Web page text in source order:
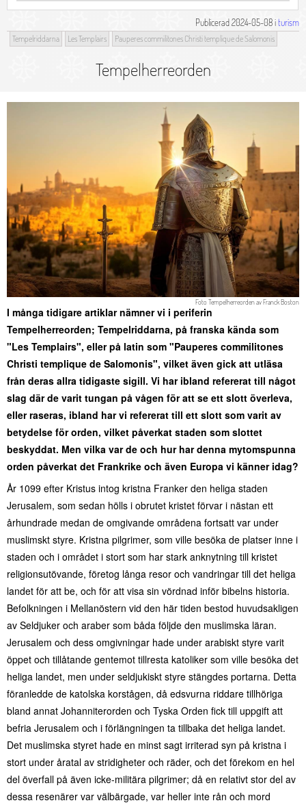
Publicerad 2024-05-08 iturism
Tempelriddarna Les Templairs Pauperes commilitones Christi templique de Salomonis
Tempelherreorden
I många tidigare artiklar nämner vi i periferin
Tempelherreorden; Tempelriddarna, på franska kända som
"Les Templairs", eller på latin som "Pauperes commilitones
Christi templique de Salomonis", vilket även gick att utläsa
från deras allra tidigaste sigill. Vi har ibland refererat till något
slag där de varit tungan på vågen för att se ett slott överleva,
eller raseras, ibland har vi refererat till ett slott som varit av
betydelse för orden, vilket påverkat staden som slottet
beskyddat. Men vilka var de och hur har denna mytomspunna
orden påverkat det Frankrike och även Europa vi känner idag?
År 1099 efter Kristus intog kristna Franker den heliga staden
Jerusalem, som sedan hölls i obrutet kristet förvar i nästan ett
århundrade medan de omgivande områdena fortsatt var under
muslimskt styre. Kristna pilgrimer, som ville besöka de platser inne i
staden och i området i stort som har stark anknytning till kristet
religionsutövande, företog långa resor och vandringar till det heliga
landet för att be, och för att visa sin vördnad inför bibelns historia.
Befolkningen i Mellanöstern vid den här tiden bestod huvudsakligen
av Seldjuker och araber som båda följde den muslimska läran.
Jerusalem och dess omgivningar hade under arabiskt styre varit
öppet och tillåtande gentemot tillresta katoliker som ville besöka det
heliga landet, men under seldjukiskt styre stängdes portarna. Detta
föranledde de katolska korstågen, då edsvurna riddare tillhöriga
bland annat Johanniterorden och Tyska Orden fick till uppgift att
befria Jerusalem och i förlängningen ta tillbaka det heliga landet.
Det muslimska styret hade en minst sagt irriterad syn på kristna i
stort under åratal av stridigheter och räder, och det förekom en hel
del överfall på även icke-militära pilgrimer; då en relativt stor del av
dessa resenärer var välbärgade, var heller inte rån och mord
Foto Tempelherreordenav Franck Boston